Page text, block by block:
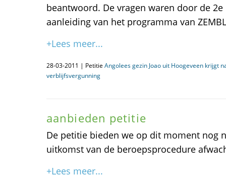
beantwoord. De vragen waren door de
aanleiding van het programma van
+Lees meer...
28-03-2011 | Petitie Angolees gezin Joao uit Hoogeveen krijgt
verblijfsvergunning
aanbieden petitie
De petitie bieden we op dit moment nog
uitkomst van de beroepsprocedure
+Lees meer...